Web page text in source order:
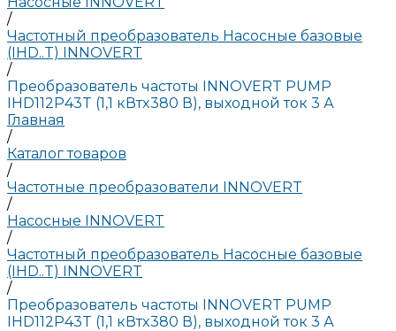
/
Частотный преобразователь Насосные базовые
(IHD..T) INNOVERT
/
Преобразователь частоты INNOVERT PUMP
IHD112P43T (1,1 кВтx380 В), выходной ток 3 А
Главная
/
Каталог товаров
/
Частотные преобразователи INNOVERT
/
Насосные INNOVERT
/
Частотный преобразователь Насосные базовые
(IHD..T) INNOVERT
/
Преобразователь частоты INNOVERT PUMP
IHD112P43T (1,1 кВтx380 В), выходной ток 3 А